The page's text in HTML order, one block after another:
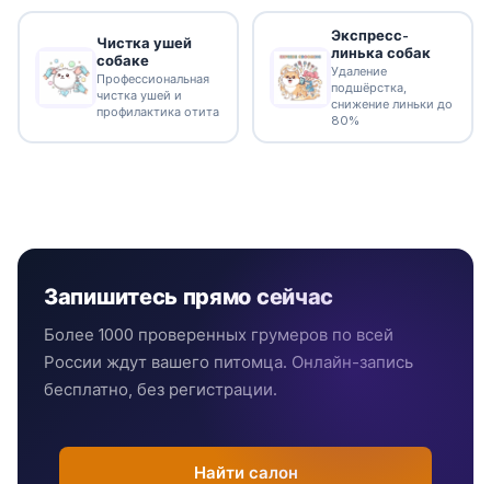
Чистка ушей
собаке
Профессиональная
чистка ушей и
профилактика отита
Экспресс-
линька собак
Удаление
подшёрстка,
снижение линьки до
80%
Запишитесь прямо сейчас
Более 1000 проверенных грумеров по всей
России ждут вашего питомца. Онлайн-запись
бесплатно, без регистрации.
Найти салон